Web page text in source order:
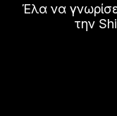
Έλα να
την